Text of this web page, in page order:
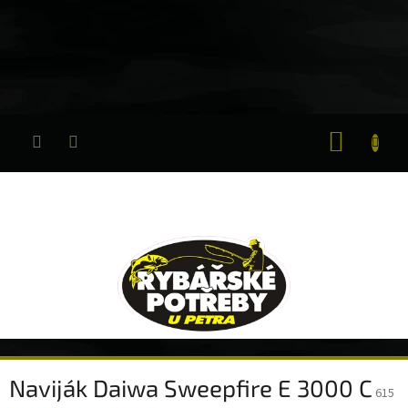
Naviják Daiwa Sweepfire E 3000 C 615